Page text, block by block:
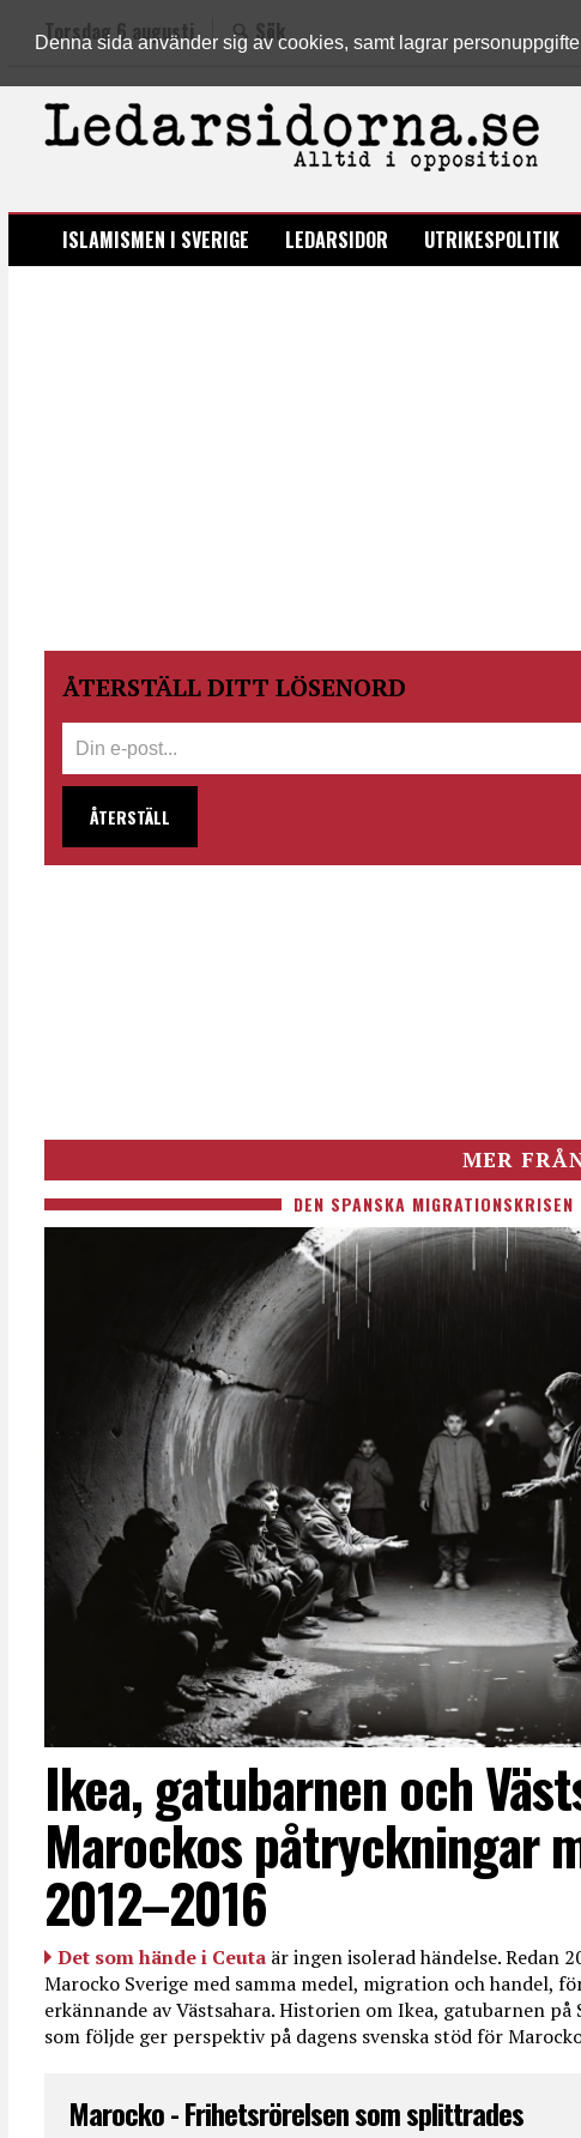
Denna sida använder sig av cookies, samt lagrar
Torsdag 6 augusti Sök
LEDARSIDORNA.SE
ISLAMISMEN I SVERIGE LEDARSIDOR UTRIKESPOLITIK
ÅTERSTÄLL DITT LÖSENORD
ÅTERSTÄLL
MER
DEN SPANSKA MIGRATIONSKRISEN
Ikea, gatubarnen och
Marockos påtryckningar
2012–2016
Det som hände i Ceuta är ingen isolerad händelse. Redan
Marocko Sverige med samma medel, migration och handel,
erkännande av Västsahara. Historien om Ikea, gatubarnen
som följde ger perspektiv på dagens svenska stöd för
Marocko - Frihetsrörelsen som splittrades